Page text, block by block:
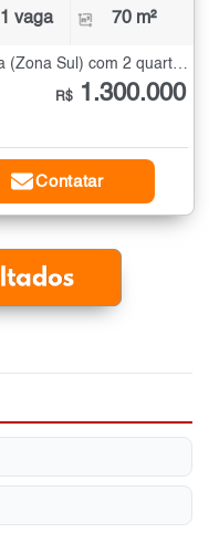
1 vaga 70 m²
Apartamento à Venda na Vila Olímpia (Zona Sul) com 2 quartos - 70 m²
R$ 1.300.000
Contatar